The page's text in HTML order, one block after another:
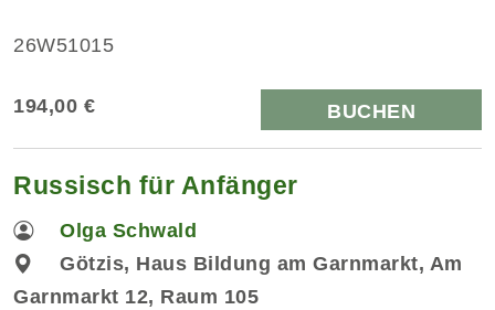
26W51015
194,00 € BUCHEN
Russisch für Anfänger
Olga Schwald
Götzis, Haus Bildung am Garnmarkt, Am
Garnmarkt 12, Raum 105